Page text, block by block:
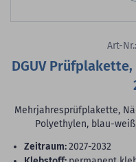
Art-
DGUV
Mehrjahresprüfplakette,
Polyethylen, blau-
Zeitraum:2027-2032